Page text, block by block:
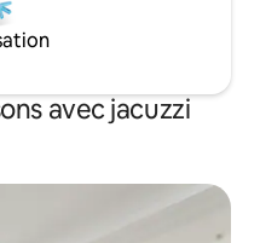
avec jacuzzi